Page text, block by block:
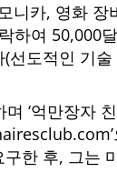
니카, 영화
하여 50,000
선도적인 기
며 억만장자
한 후, 그는